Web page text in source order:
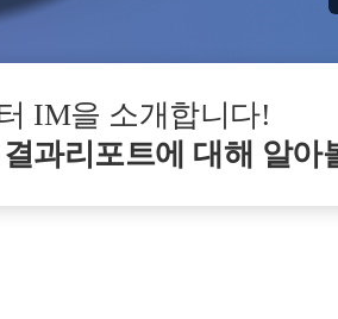
IM을 소개합니다!
과리포트에 대해 알아